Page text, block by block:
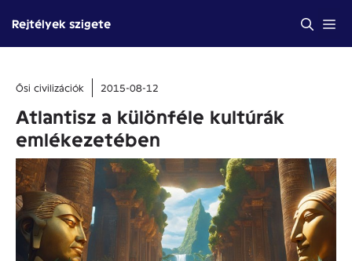
tartalomba
Rejtélyek szigete
Ősi civilizációk 2015-08-12
Atlantisz a különféle kultúrák
emlékezetében